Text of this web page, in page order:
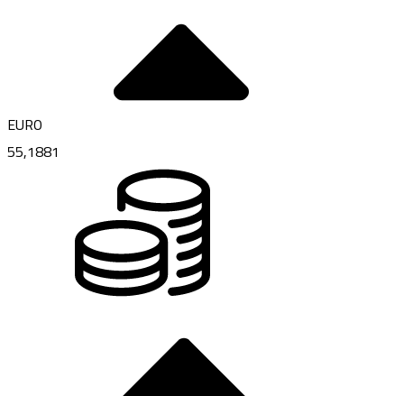
EURO
55,1881